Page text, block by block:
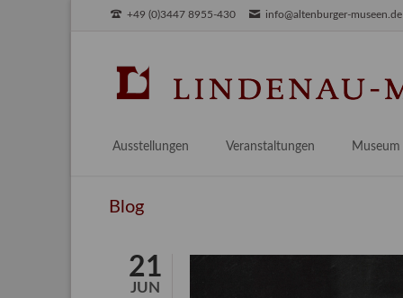
+49 (0)3447 8955-430 info@altenburger-museen.de
Ausstellungen
Aktuell
Veranstaltungen Museum
Blog
21
JUN